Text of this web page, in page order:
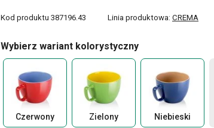
Kod produktu 387196.43 Linia produktowa: CREMA
Wybierz wariant kolorystyczny
Czerwony Zielony Niebieski